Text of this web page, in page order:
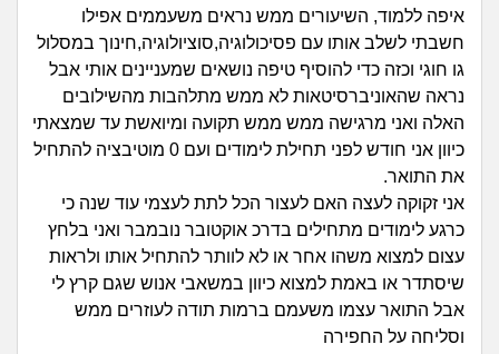
מתבגרים
מהבקו"ם... ועד מתי?!
לימודים וסטודנטים
עבודה וקריירה
חברים ואנשים
בית, שכנים ושותפים
איפה ללמוד, השיעורים ממש נראים משעממים אפילו
חשבתי לשלב אותו עם פסיכולוגיה,סוציולוגיה,חינוך במסלול
גו חוגי וכזה כדי להוסיף טיפה נושאים שמעניינים אותי אבל
נראה שהאוניברסיטאות לא ממש מתלהבות מהשילובים
האלה ואני מרגישה ממש ממש תקועה ומיואשת עד שמצאתי
כיוון אני חודש לפני תחילת לימודים ועם 0 מוטיבציה להתחיל
את התואר.
אני זקוקה לעצה האם לעצור הכל לתת לעצמי עוד שנה כי
כרגע לימודים מתחילים בדרכ אוקטובר נובמבר ואני בלחץ
עצום למצוא משהו אחר או לא לוותר להתחיל אותו ולראות
שיסתדר או באמת למצוא כיוון במשאבי אנוש שגם קרץ לי
אבל התואר עצמו משעמם ברמות תודה לעוזרים ממש
וסליחה על החפירה